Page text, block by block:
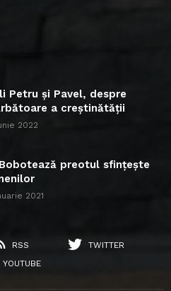
Petru și Pavel, despre
a creștinătății
2022
preotul sfințește
2021
RSS
TWITTER
YOUTUBE